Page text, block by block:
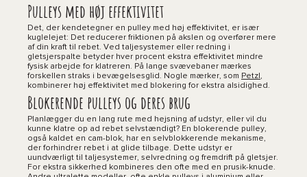
Pulleys med høj effektivitet
Det, der kendetegner en pulley med høj effektivitet, er især
kuglelejet: Det reducerer friktionen på akslen og overfører mere
af din kraft til rebet. Ved taljesystemer eller redning i
gletsjerspalte betyder hver procent ekstra effektivitet mindre
fysisk arbejde for klatreren. På lange svævebaner mærkes
forskellen straks i bevægelsesglid. Nogle mærker, som Petzl ,
kombinerer høj effektivitet med blokering for ekstra alsidighed.
Blokerende pulleys og deres brug
Planlægger du en lang rute med hejsning af udstyr, eller vil du
kunne klatre op ad rebet selvstændigt? En blokerende pulley,
også kaldet en cam-blok, har en selvblokkerende mekanisme,
der forhindrer rebet i at glide tilbage. Dette udstyr er
uundværligt til taljesystemer, selvredning og fremdrift på gletsjer.
For ekstra sikkerhed kombineres den ofte med en prusik-knude.